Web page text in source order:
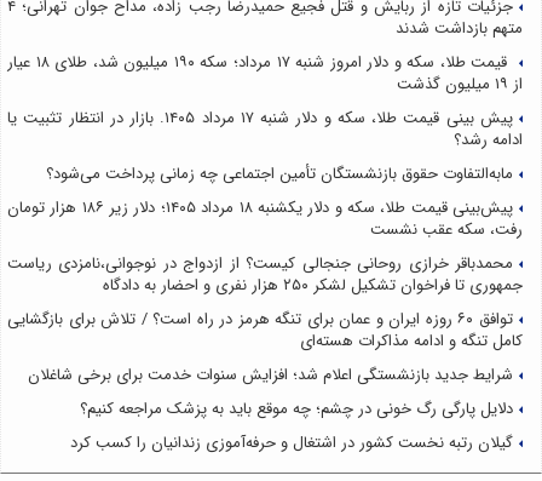
جزئیات تازه از ربایش و قتل فجیع حمیدرضا رجب زاده، مداح جوان تهرانی؛ ۴
متهم بازداشت شدند
قیمت طلا، سکه و دلار امروز شنبه ۱۷ مرداد؛ سکه ۱۹۰ میلیون شد، طلای ۱۸ عیار
از ۱۹ میلیون گذشت
پیش بینی قیمت طلا، سکه و دلار شنبه ۱۷ مرداد ۱۴۰۵. بازار در انتظار تثبیت یا
ادامه رشد؟
مابه‌التفاوت حقوق بازنشستگان تأمین اجتماعی چه زمانی پرداخت می‌شود؟
پیش‌بینی قیمت طلا، سکه و دلار یکشنبه ۱۸ مرداد ۱۴۰۵؛ دلار زیر ۱۸۶ هزار تومان
رفت، سکه عقب نشست
محمدباقر خرازی روحانی جنجالی کیست؟ از ازدواج در نوجوانی،نامزدی ریاست
جمهوری تا فراخوان تشکیل لشکر ۲۵۰ هزار نفری و احضار به دادگاه
توافق ۶۰ روزه ایران و عمان برای تنگه هرمز در راه است؟ / تلاش برای بازگشایی
کامل تنگه و ادامه مذاکرات هسته‌ای
شرایط جدید بازنشستگی اعلام شد؛ افزایش سنوات خدمت برای برخی شاغلان
دلایل پارگی رگ خونی در چشم؛ چه موقع باید به پزشک مراجعه کنیم؟
گیلان رتبه نخست کشور در اشتغال و حرفه‌آموزی زندانیان را کسب کرد